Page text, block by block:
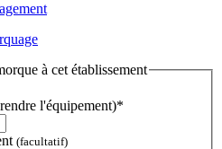
à cet établissement
l'équipement)*
(facultatif)